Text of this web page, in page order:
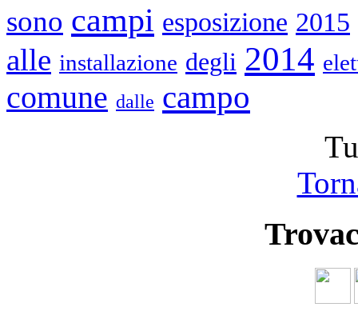
sono campi esposizione 2015
alle installazione degli 2014
comune dalle campo